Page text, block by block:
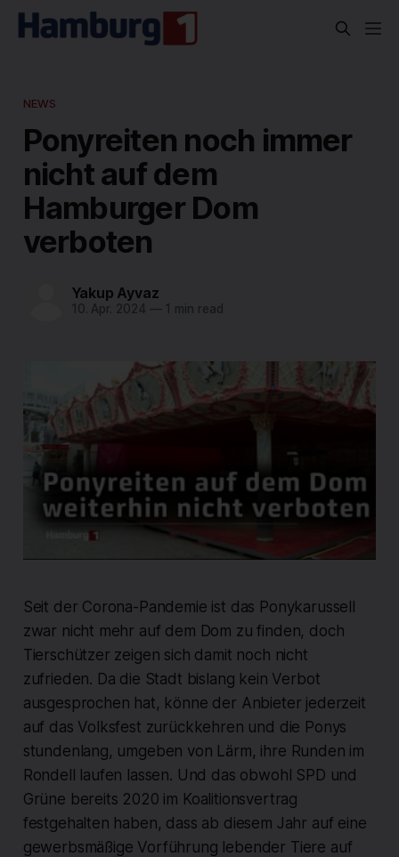
NEWS
Ponyreiten noch immer
nicht auf dem
Hamburger Dom
verboten
Yakup Ayvaz
10. Apr. 2024 —1 min read
Seit der Corona-Pandemie ist das Ponykarussell
zwar nicht mehr auf dem Dom zu finden, doch
Tierschützer zeigen sich damit noch nicht
zufrieden. Da die Stadt bislang kein Verbot
ausgesprochen hat, könne der Anbieter jederzeit
auf das Volksfest zurückkehren und die Ponys
stundenlang, umgeben von Lärm, ihre Runden im
Rondell laufen lassen. Und das obwohl SPD und
Grüne bereits 2020 im Koalitionsvertrag
festgehalten haben, dass ab diesem Jahr auf eine
gewerbsmäßige Vorführung lebender Tiere auf